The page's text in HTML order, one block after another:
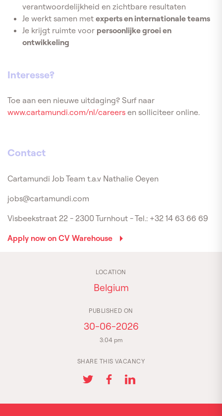
verantwoordelijkheid en zichtbare resultaten
Je werkt samen met experts en internationale teams
Je krijgt ruimte voor persoonlijke groei en
ontwikkeling
Interesse?
Toe aan een nieuwe uitdaging? Surf naar
www.cartamundi.com/nl/careers en solliciteer online.
Contact
Cartamundi Job Team t.a.v Nathalie Oeyen
jobs@cartamundi.com
Visbeekstraat 22 - 2300 Turnhout - Tel.: +32 14 63 66 69
Apply now on CV Warehouse
LOCATION
Belgium
PUBLISHED ON
30-06-2026
3:04 pm
SHARE THIS VACANCY